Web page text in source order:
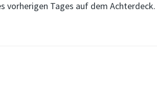
vorherigen Tages auf dem Achterdeck.